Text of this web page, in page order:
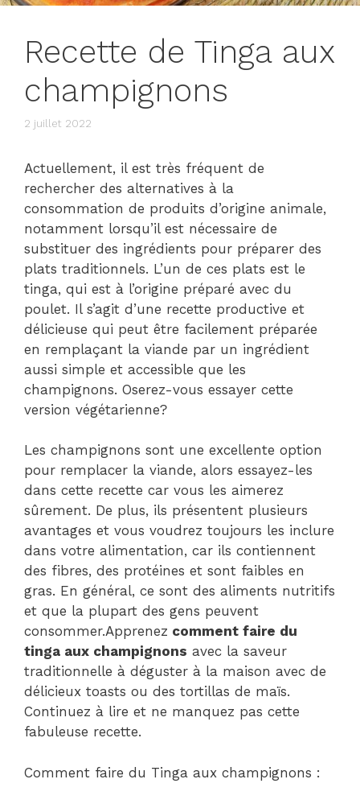
Recette de Tinga aux
champignons
2 juillet 2022
Actuellement, il est très fréquent de
rechercher des alternatives à la
consommation de produits d’origine animale,
notamment lorsqu’il est nécessaire de
substituer des ingrédients pour préparer des
plats traditionnels. L’un de ces plats est le
tinga, qui est à l’origine préparé avec du
poulet. Il s’agit d’une recette productive et
délicieuse qui peut être facilement préparée
en remplaçant la viande par un ingrédient
aussi simple et accessible que les
champignons. Oserez-vous essayer cette
version végétarienne?
Les champignons sont une excellente option
pour remplacer la viande, alors essayez-les
dans cette recette car vous les aimerez
sûrement. De plus, ils présentent plusieurs
avantages et vous voudrez toujours les inclure
dans votre alimentation, car ils contiennent
des fibres, des protéines et sont faibles en
gras. En général, ce sont des aliments nutritifs
et que la plupart des gens peuvent
consommer.Apprenez comment faire du
tinga aux champignons avec la saveur
traditionnelle à déguster à la maison avec de
délicieux toasts ou des tortillas de maïs.
Continuez à lire et ne manquez pas cette
fabuleuse recette.
Comment faire du Tinga aux champignons :